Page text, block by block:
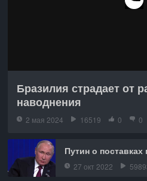
Бразилия страдает от
наводнения
2 мая 2024 16519 0 0
Путин о
27 окт 2022